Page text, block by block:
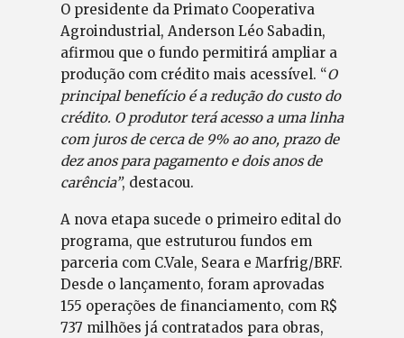
O presidente da Primato Cooperativa
Agroindustrial, Anderson Léo Sabadin,
afirmou que o fundo permitirá ampliar a
produção com crédito mais acessível. “O
principal benefício é a redução do custo do
crédito. O produtor terá acesso a uma linha
com juros de cerca de 9% ao ano, prazo de
dez anos para pagamento e dois anos de
carência”, destacou.
A nova etapa sucede o primeiro edital do
programa, que estruturou fundos em
parceria com C.Vale, Seara e Marfrig/BRF.
Desde o lançamento, foram aprovadas
155 operações de financiamento, com R$
737 milhões já contratados para obras,